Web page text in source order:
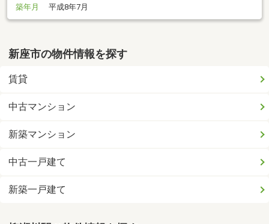
築年月
平成8年7月
新座市の物件情報を探す
賃貸
中古マンション
新築マンション
中古一戸建て
新築一戸建て